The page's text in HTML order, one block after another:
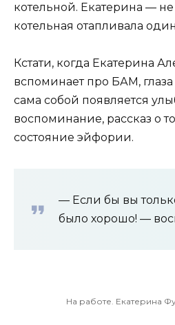
котельной. Екатерина —
котельная отапливала
Кстати, когда Екатерина
вспоминает про БАМ, глаза
сама собой появляется
воспоминание, рассказ о
состояние эйфории.
— Если бы вы
было хорошо! —
На работе. Екатерина